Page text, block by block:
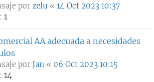
por zelu « 14 Oct 2023 10:37
1
AA adecuada a necesidades
por Jan « 06 Oct 2023 10:15
14